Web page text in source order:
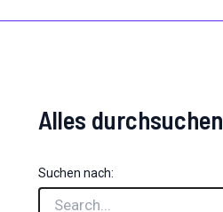
Alles durchsuchen
Suchen nach: